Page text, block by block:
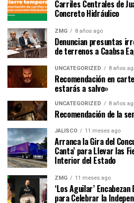
Carriles Centrales de
Concreto Hidráulico
ZMG 8 años ago
Denuncian presuntas
de terrenos a Caabsa
UNCATEGORIZED 8 años
Recomendación en
estarás a salvo»
UNCATEGORIZED 8 años
Recomendación de la
JALISCO 11 meses ago
Arranca la Gira del
Canta’ para Llevar las
Interior del Estado
ZMG 11 meses ago
‘Los Aguilar’
para Celebrar la